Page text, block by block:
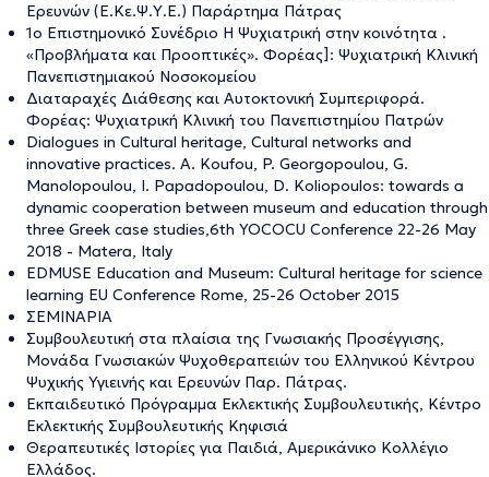
Ερευνών (Ε.Κε.Ψ.Υ.Ε.) Παράρτημα Πάτρας
1ο Επιστημονικό Συνέδριο Η Ψυχιατρική στην κοινότητα .
«Προβλήματα και Προοπτικές». Φορέας]: Ψυχιατρική Κλινική
Πανεπιστημιακού Νοσοκομείου
Διαταραχές Διάθεσης και Αυτοκτονική Συμπεριφορά.
Φορέας: Ψυχιατρική Κλινική του Πανεπιστημίου Πατρών
Dialogues in Cultural heritage, Cultural networks and
innovative practices. A. Koufou, P. Georgopoulou, G.
Manolopoulou, I. Papadopoulou, D. Koliopoulos: towards a
dynamic cooperation between museum and education through
three Greek case studies,6th YOCOCU Conference 22-26 May
2018 - Matera, Italy
EDMUSE Education and Museum: Cultural heritage for science
learning EU Conference Rome, 25-26 October 2015
ΣΕΜΙΝΑΡΙΑ
Συμβουλευτική στα πλαίσια της Γνωσιακής Προσέγγισης,
Μονάδα Γνωσιακών Ψυχοθεραπειών του Ελληνικού Κέντρου
Ψυχικής Υγιεινής και Ερευνών Παρ. Πάτρας.
Εκπαιδευτικό Πρόγραμμα Εκλεκτικής Συμβουλευτικής, Κέντρο
Εκλεκτικής Συμβουλευτικής Κηφισιά
Θεραπευτικές Ιστορίες για Παιδιά, Αμερικάνικο Κολλέγιο
Ελλάδος.